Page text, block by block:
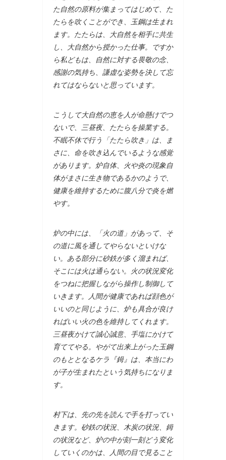
た自然の原料が集まってはじめて、た
たらを吹くことができ、玉鋼は生まれ
ます。たたらは、大自然を相手に共生
し、大自然から授かった仕事。ですか
ら私どもは、自然に対する畏敬の念、
感謝の気持ち、謙虚な姿勢を決して忘
れてはならないと思っています。
こうして大自然の恵を人が命懸けでつ
ないで、三昼夜、たたらを操業する。
不眠不休で行う「たたら吹き」は、ま
さに、命を吹き込んでいるような感覚
があります。炉自体、火や炎の現象自
体がまさに生き物であるかのようで、
健康を維持するために腹八分で炎を燃
やす。
炉の中には、「火の道」があって、そ
の道に風を通してやらないといけな
い。ある部分に砂鉄が多く溜まれば、
そこには火は通らない。火の状況変化
をつねに把握しながら操作し制御して
いきます。人間が健康であれば顔色が
いいのと同じように、炉も具合が良け
ればいい火の色を維持してくれます。
三昼夜かけて誠心誠意、手塩にかけて
育ててやる。やがて出来上がった玉鋼
のもととなるケラ『鉧』は、本当にわ
が子が生まれたという気持ちになりま
す。
村下は、先の先を読んで手を打ってい
きます。砂鉄の状況、木炭の状況、鉧
の状況など、炉の中が刻一刻どう変化
していくのかは、人間の目で見ること